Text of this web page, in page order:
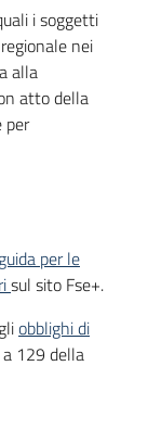
i soggetti
nei
alla
atto della
per
per le
sul sito Fse+.
obblighi di
a 129 della